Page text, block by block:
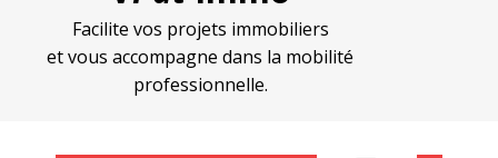
Facilite vos projets immobiliers
et vous accompagne dans la mobilité
professionnelle.